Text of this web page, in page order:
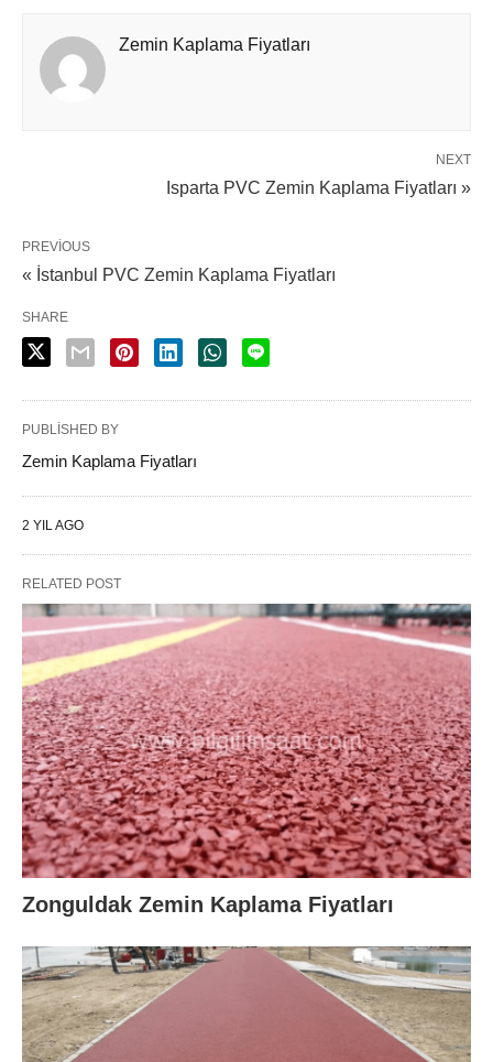
Zemin Kaplama Fiyatları
NEXT
Isparta PVC Zemin Kaplama Fiyatları »
PREVIOUS
« İstanbul PVC Zemin Kaplama Fiyatları
SHARE
PUBLISHED BY
Zemin Kaplama Fiyatları
2 YIL AGO
RELATED POST
Zonguldak Zemin Kaplama Fiyatları